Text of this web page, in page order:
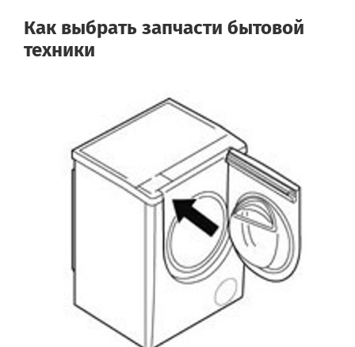
Как выбрать запчасти бытовой
техники